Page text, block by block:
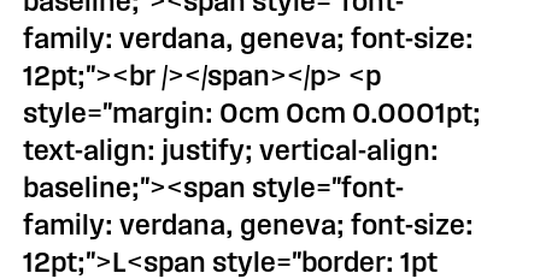
family: verdana, geneva; font-size:
12pt;"><br /></span></p> <p
style="margin: 0cm 0cm 0.0001pt;
text-align: justify; vertical-align:
baseline;"><span style="font-
family: verdana, geneva; font-size:
12pt;">L<span style="border: 1pt